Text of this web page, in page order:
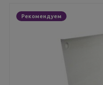
Рекомендуем